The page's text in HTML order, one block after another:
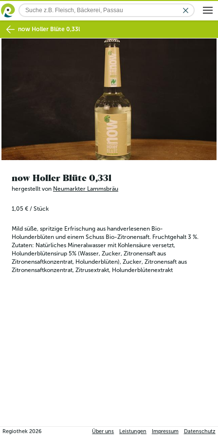
now Holler Blüte 0,33l
now Holler Blüte 0,33l
hergestellt von Neumarkter Lammsbräu
1,05 € / Stück
Mild süße, spritzige Erfrischung aus handverlesenen Bio-
Holunderblüten und einem Schuss Bio-Zitronensaft. Fruchtgehalt 3 %.
Zutaten: Natürliches Mineralwasser mit Kohlensäure versetzt,
Holunderblütensirup 5% (Wasser, Zucker, Zitronensaft aus
Zitronensaftkonzentrat, Holunderblüten), Zucker, Zitronensaft aus
Zitronensaftkonzentrat, Zitrusextrakt, Holunderblütenextrakt
Regiothek2026 Über uns Leistungen Impressum Datenschutz